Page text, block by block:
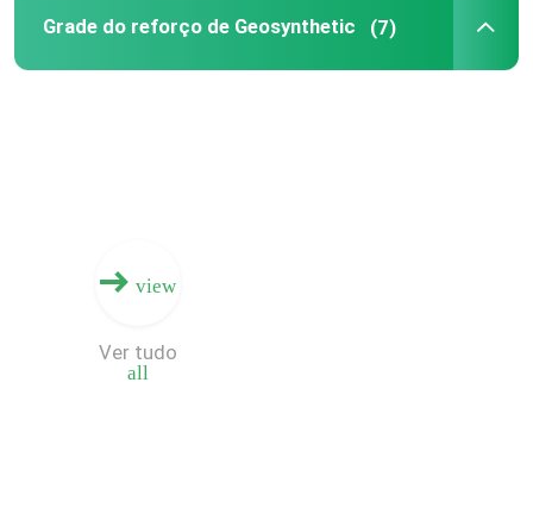
Máquina de soldadura de Geomembrane
Grade do reforço de Geosynthetic (7)
view
all
Ver tudo